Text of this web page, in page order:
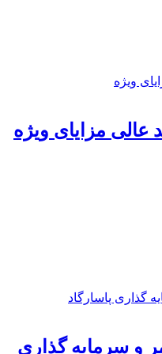
عالی مزایای ویژه
و سرمایه گذاری